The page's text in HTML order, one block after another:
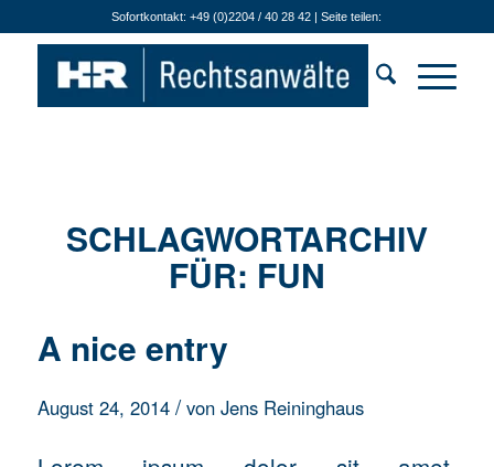
Sofortkontakt: +49 (0)2204 / 40 28 42 | Seite teilen:
SCHLAGWORTARCHIV
FÜR: FUN
A nice entry
August 24, 2014 / von Jens Reininghaus